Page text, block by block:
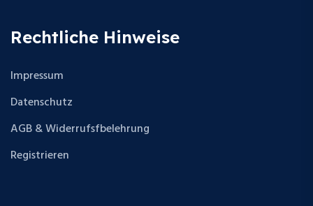
Rechtliche Hinweise
Impressum
Datenschutz
AGB & Widerrufsfbelehrung
Registrieren